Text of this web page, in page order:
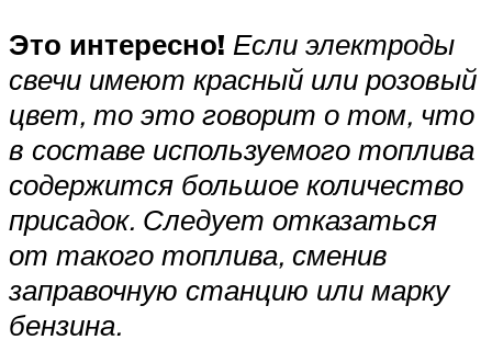
Это интересно! Если электроды
свечи имеют красный или розовый
цвет, то это говорит о том, что
в составе используемого топлива
содержится большое количество
присадок. Следует отказаться
от такого топлива, сменив
заправочную станцию или марку
бензина.